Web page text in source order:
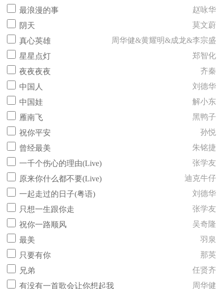
最浪漫的事
赵咏华
阴天
莫文蔚
真心英雄
周华健&黄耀明&成龙&李宗盛
星星点灯
郑智化
夜夜夜夜
齐秦
中国人
刘德华
中国娃
解小东
雁南飞
黑鸭子
祝你平安
孙悦
曾经最美
朱铭捷
一千个伤心的理由(Live)
张学友
原来你什么都不要(Live)
迪克牛仔
一起走过的日子(粤语)
刘德华
只想一生跟你走
张学友
祝你一路顺风
吴奇隆
最美
羽泉
只要有你
那英
兄弟
任贤齐
有没有一首歌会让你想起我
周华健